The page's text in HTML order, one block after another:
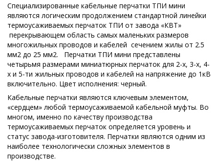
Специализированные кабельные перчатки ТПИ мини
являются логическим продолжением стандартной линейки
термоусаживаемых перчаток ТПИ от завода «КВТ»
перекрывающем область самых маленьких размеров
многожильных проводов и кабелей сечением жилы от 2.5
мм2 до 25 мм2. Перчатки ТПИ мини представлены
четырьмя размерами миниатюрных перчаток для 2-х, 3-х, 4-
х и 5-ти жильных проводов и кабелей на напряжение до 1кВ
включительно. Цвет исполнения: черный.
Кабельные перчатки являются ключевым элементом,
«сердцем» любой термоусаживаемой кабельной муфты. Во
многом, именно по качеству производства
термоусаживаемых перчаток определяется уровень и
статус завода-изготовителя. Перчатки являются одним из
наиболее технологически сложных элементов в
производстве.